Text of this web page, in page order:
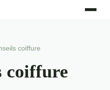
coiffure
coiffure